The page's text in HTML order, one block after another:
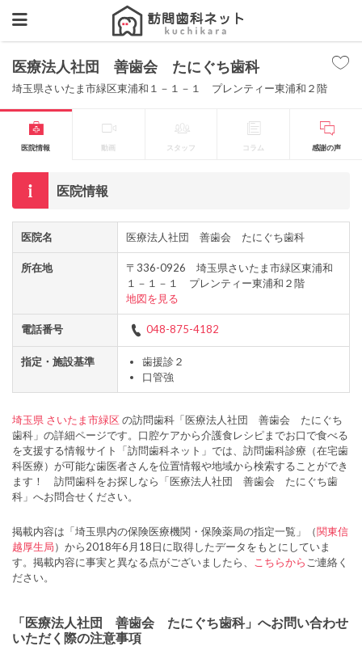
医療法人社団 善歯会 たにぐち歯科
埼玉県さいたま市緑区東浦和１－１－１ プレンティー東浦和２階
医院情報 動画 スタッフ コラム 感謝の声
医院情報
医院名 医療法人社団 善歯会 たにぐち歯科
所在地
〒336-0926 埼玉県さいたま市緑区東浦和
１－１－１ プレンティー東浦和２階
地図を見る
電話番号 048-875-4182
指定・施設基準
歯援診２
口管強
埼玉県 さいたま市緑区の訪問歯科「医療法人社団 善歯会 たにぐち
歯科」の詳細ページです。口腔ケアから介護食レシピまでお口で食べる
を支援する情報サイト「訪問歯科ネット」では、訪問歯科診療（在宅歯
科医療）が可能な歯医者さんを位置情報や地域から検索することができ
ます！ 訪問歯科をお探しなら「医療法人社団 善歯会 たにぐち歯
科」へお問合せください。
掲載内容は「埼玉県内の保険医療機関・保険薬局の指定一覧」（関東信
越厚生局）から2018年6月18日に取得したデータをもとにしていま
す。掲載内容に事実と異なる点がございましたら、
こちらから ご連絡く
ださい。
「医療法人社団 善歯会 たにぐち歯科」へお問い合わせ
いただく際の注意事項